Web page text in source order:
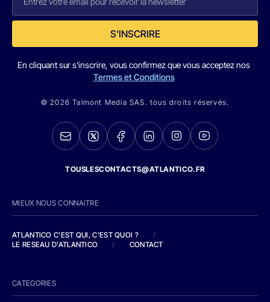
S'INSCRIRE
En cliquant sur s'inscrire, vous confirmez que vous acceptez nos
Termes et Conditions
© 2026 Talmont Media SAS. tous droits réservés.
TOUSLESCONTACTS@ATLANTICO.FR
MIEUX NOUS CONNAITRE
ATLANTICO C'EST QUI, C'EST QUOI ?
/
LE RESEAU D'ATLANTICO
/ CONTACT
CATEGORIES